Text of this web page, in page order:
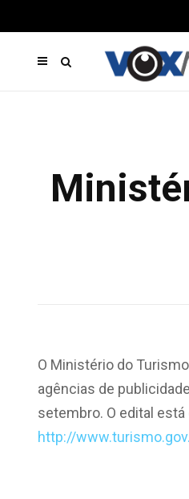
O Ministério do
agências de
setembro. O edital
http://